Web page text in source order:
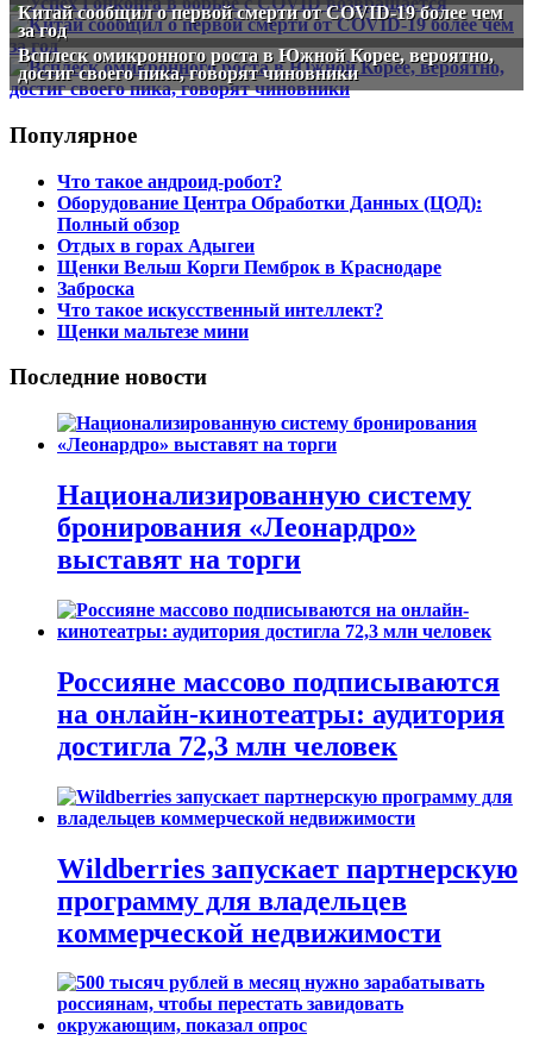
Китай сообщил о первой смерти от COVID-19 более чем
за год
Всплеск омикронного роста в Южной Корее, вероятно,
достиг своего пика, говорят чиновники
Популярное
Что такое андроид-робот?
Оборудование Центра Обработки Данных (ЦОД):
Полный обзор
Отдых в горах Адыгеи
Щенки Вельш Корги Пемброк в Краснодаре
Заброска
Что такое искусственный интеллект?
Щенки мальтезе мини
Последние новости
Национализированную систему
бронирования «Леонардро»
выставят на торги
Россияне массово подписываются
на онлайн-кинотеатры: аудитория
достигла 72,3 млн человек
Wildberries запускает партнерскую
программу для владельцев
коммерческой недвижимости